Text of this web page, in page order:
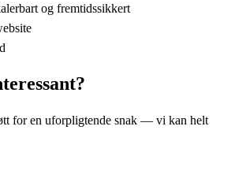
og fremtidssikkert
?
for en uforpligtende snak — vi kan helt